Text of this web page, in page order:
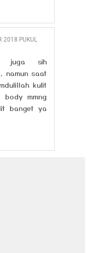
2018 PUKUL
juga sih
namun saat
kulit
mmng
banget ya